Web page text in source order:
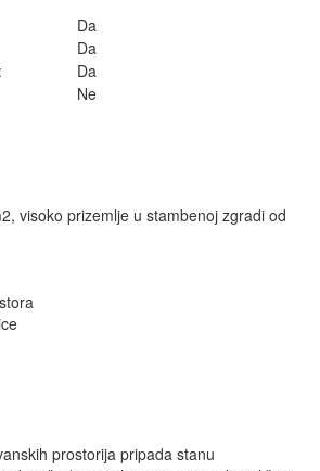
Da
Da
Da
Ne
visoko prizemlje u stambenoj zgradi od
prostorija pripada stanu